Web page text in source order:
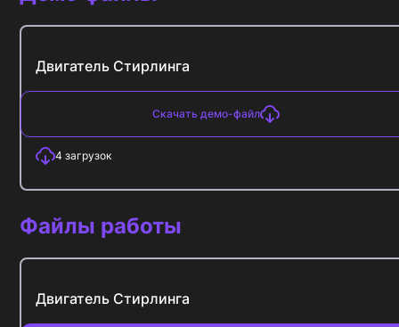
Двигатель Стирлинга
Скачать демо-файл
4 загрузок
Файлы работы
Двигатель Стирлинга